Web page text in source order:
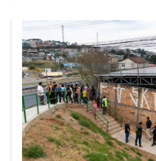
ligado às diversas obras
regiões da cidade. Nova
Vargem das Flores, por
feira (22/9), recebeu a visita